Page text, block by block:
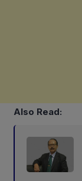
Also Read: